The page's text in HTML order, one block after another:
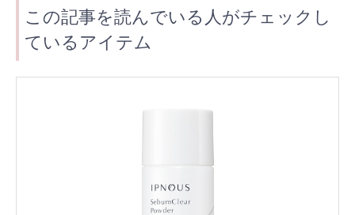
この記事を読んでいる人がチェックし
ているアイテム